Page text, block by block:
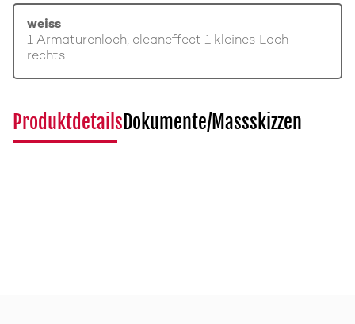
weiss
1 Armaturenloch, cleaneffect 1 kleines Loch
rechts
ProduktdetailsDokumente/Massskizzen